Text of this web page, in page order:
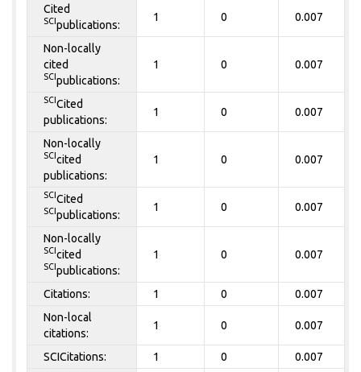
Cited
SCI publications:
1 0 0.007
Non-locally
cited
SCI publications:
1 0 0.007
SCI Cited
publications:
1 0 0.007
Non-locally
SCI cited
publications:
1 0 0.007
SCI Cited
SCI publications:
1 0 0.007
Non-locally
SCI cited
SCI publications:
1 0 0.007
Citations: 1 0 0.007
Non-local
citations:
1 0 0.007
SCICitations: 1 0 0.007